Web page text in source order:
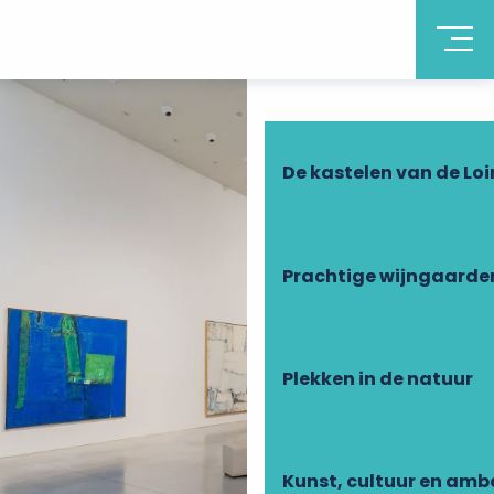
Ontdek Touraine
De kastelen van de
Prachtige
Plekken in de natuur
Kunst, cultuur en